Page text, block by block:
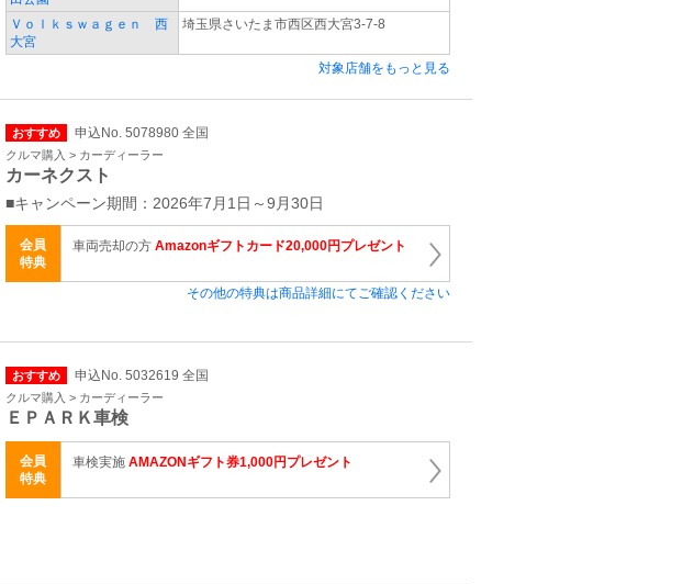
Ｖｏｌｋｓｗａｇｅｎ 西
大宮
埼玉県さいたま市西区西大宮3-7-8
対象店舗をもっと見る
おすすめ 申込No. 5078980 全国
クルマ購入 > カーディーラー
カーネクスト
■キャンペーン期間：2026年7月1日～9月30日
会員
特典
車両売却の方 Amazonギフトカード20,000円プレゼント
その他の特典は商品詳細にてご確認ください
おすすめ 申込No. 5032619 全国
クルマ購入 > カーディーラー
ＥＰＡＲＫ車検
会員
特典
車検実施 AMAZONギフト券1,000円プレゼント